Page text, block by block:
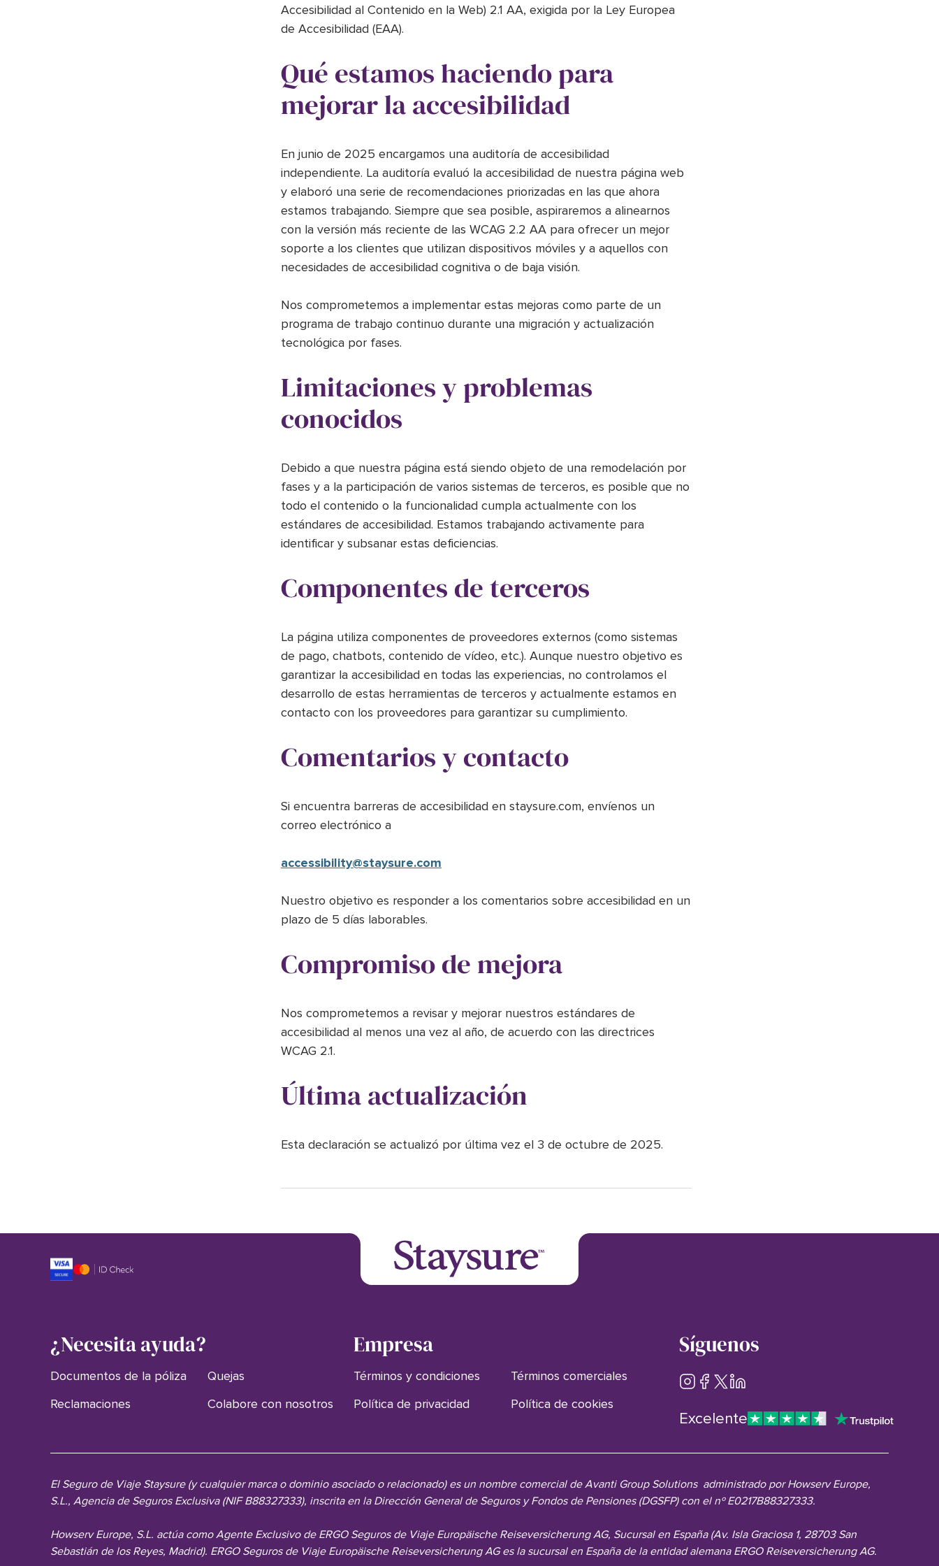
Accesibilidad al Contenido en la Web) 2.1 AA, exigida por la Ley Europea
de Accesibilidad (EAA).
Qué estamos haciendo para
mejorar la accesibilidad
En junio de 2025 encargamos una auditoría de accesibilidad
independiente. La auditoría evaluó la accesibilidad de nuestra página web
y elaboró una serie de recomendaciones priorizadas en las que ahora
estamos trabajando. Siempre que sea posible, aspiraremos a alinearnos
con la versión más reciente de las WCAG 2.2 AA para ofrecer un mejor
soporte a los clientes que utilizan dispositivos móviles y a aquellos con
necesidades de accesibilidad cognitiva o de baja visión.
Nos comprometemos a implementar estas mejoras como parte de un
programa de trabajo continuo durante una migración y actualización
tecnológica por fases.
Limitaciones y problemas
conocidos
Debido a que nuestra página está siendo objeto de una remodelación por
fases y a la participación de varios sistemas de terceros, es posible que no
todo el contenido o la funcionalidad cumpla actualmente con los
estándares de accesibilidad. Estamos trabajando activamente para
identificar y subsanar estas deficiencias.
Componentes de terceros
La página utiliza componentes de proveedores externos (como sistemas
de pago, chatbots, contenido de vídeo, etc.). Aunque nuestro objetivo es
garantizar la accesibilidad en todas las experiencias, no controlamos el
desarrollo de estas herramientas de terceros y actualmente estamos en
contacto con los proveedores para garantizar su cumplimiento.
Comentarios y contacto
Si encuentra barreras de accesibilidad en staysure.com, envíenos un
correo electrónico a
accessibility@staysure.com
Nuestro objetivo es responder a los comentarios sobre accesibilidad en un
plazo de 5 días laborables.
Compromiso de mejora
Nos comprometemos a revisar y mejorar nuestros estándares de
accesibilidad al menos una vez al año, de acuerdo con las directrices
WCAG 2.1.
Última actualización
Esta declaración se actualizó por última vez el 3 de octubre de 2025.
¿Necesita ayuda?
Documentos de la póliza
Quejas
Reclamaciones
Colabore con nosotros
Empresa
Términos y condiciones
Términos comerciales
Política de privacidad
Política de cookies
Síguenos
Excelente
El Seguro de Viaje Staysure (y cualquier marca o dominio asociado o relacionado) es un nombre comercial de Avanti Group Solutions administrado por Howserv Europe,
S.L., Agencia de Seguros Exclusiva (NIF B88327333), inscrita en la Dirección General de Seguros y Fondos de Pensiones (DGSFP) con el nº E0217B88327333.
Howserv Europe, S.L. actúa como Agente Exclusivo de ERGO Seguros de Viaje Europäische Reiseversicherung AG, Sucursal en España (Av. Isla Graciosa 1, 28703 San
Sebastián de los Reyes, Madrid). ERGO Seguros de Viaje Europäische Reiseversicherung AG es la sucursal en España de la entidad alemana ERGO Reiseversicherung AG.